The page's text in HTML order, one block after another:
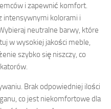
i zapewnić komfort.
intensywnymi kolorami i
neutralne barwy, które
w wysokiej jakości meble,
szybko się niszczy, co
Brak odpowiedniej ilości
co jest niekomfortowe dla